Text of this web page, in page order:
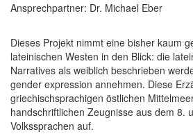
Ansprechpartner: Dr. Michael Eber
Dieses Projekt nimmt eine bisher kaum
lateinischen Westen in den Blick: die
Narratives als weiblich beschrieben
gender expression annehmen. Diese
griechischsprachigen östlichen
handschriftlichen Zeugnisse aus dem 8.
Volkssprachen auf.